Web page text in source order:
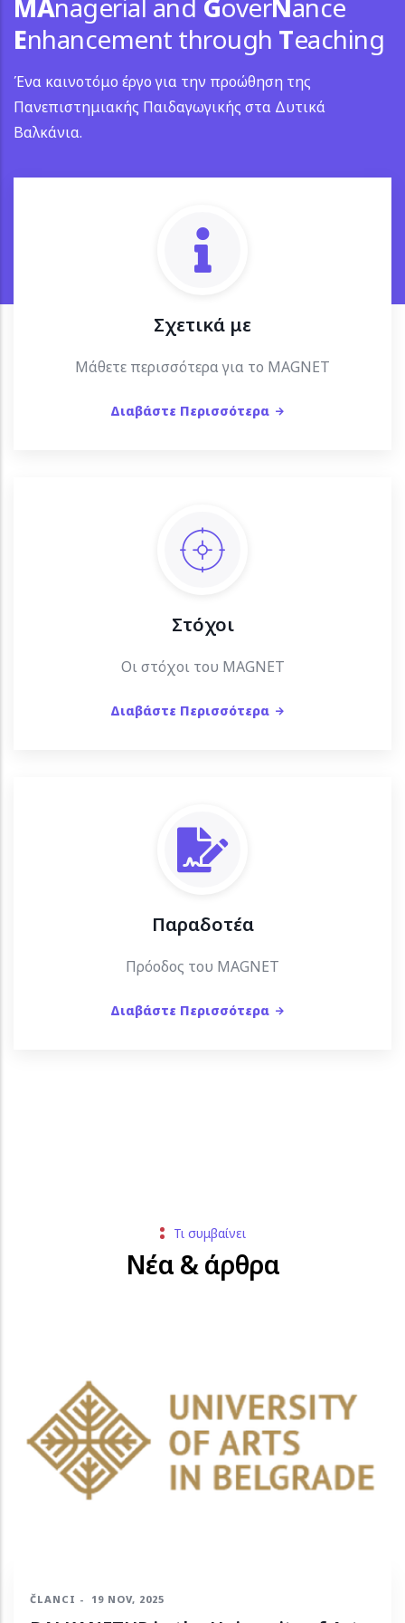
MAnagerial and GoverNance
Enhancement through Teaching
Ένα καινοτόμο έργο για την προώθηση της
Πανεπιστημιακής Παιδαγωγικής στα Δυτικά
Βαλκάνια.
Σχετικά με
Μάθετε περισσότερα για το MAGNET
Διαβάστε Περισσότερα
Στόχοι
Οι στόχοι του MAGNET
Διαβάστε Περισσότερα
Παραδοτέα
Πρόοδος του MAGNET
Διαβάστε Περισσότερα
Τι συμβαίνει
Νέα & άρθρα
ČLANCI - 19 NOV, 2025